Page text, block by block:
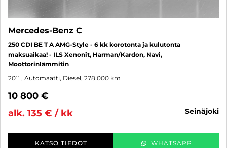
Mercedes-Benz C
250 CDI BE T A AMG-Style - 6 kk korotonta ja kulutonta
maksuaikaa! - ILS Xenonit, Harman/Kardon, Navi,
Moottorinlämmitin
2011 , Automaatti, Diesel, 278 000 km
10 800 €
alk. 135 € / kk
seinäjoki
KATSO TIEDOT WHATSAPP